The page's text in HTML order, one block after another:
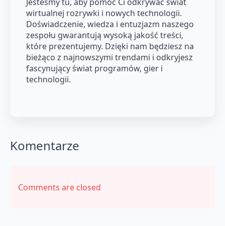
wirtualnej rozrywki i nowych technologii.
Doświadczenie, wiedza i entuzjazm naszego
zespołu gwarantują wysoką jakość treści,
które prezentujemy. Dzięki nam będziesz na
bieżąco z najnowszymi trendami i odkryjesz
fascynujący świat programów, gier i
technologii.
Komentarze
Comments are closed